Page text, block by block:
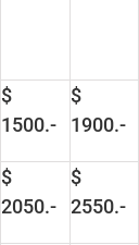
$
1500.-
$
1900.-
$
2050.-
$
2550.-